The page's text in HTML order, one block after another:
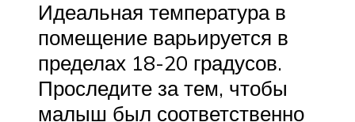
Идеальная температура в
помещение варьируется в
пределах 18-20 градусов.
Проследите за тем, чтобы
малыш был соответственно